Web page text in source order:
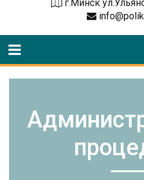
г.Минск